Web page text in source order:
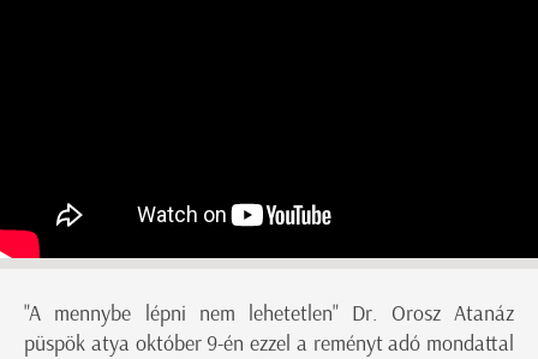
"A mennybe lépni nem lehetetlen" Dr. Orosz Atanáz
püspök atya október 9-én ezzel a reményt adó mondattal